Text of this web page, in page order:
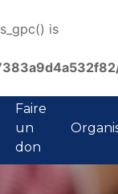
is
Faire
un
don